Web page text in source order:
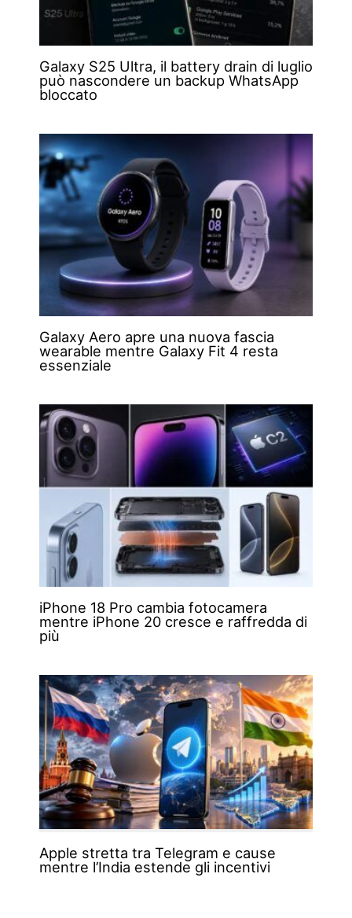
Galaxy S25 Ultra, il battery drain di luglio
può nascondere un backup WhatsApp
bloccato
Galaxy Aero apre una nuova fascia
wearable mentre Galaxy Fit 4 resta
essenziale
iPhone 18 Pro cambia fotocamera
mentre iPhone 20 cresce e raffredda di
più
Apple stretta tra Telegram e cause
mentre l’India estende gli incentivi